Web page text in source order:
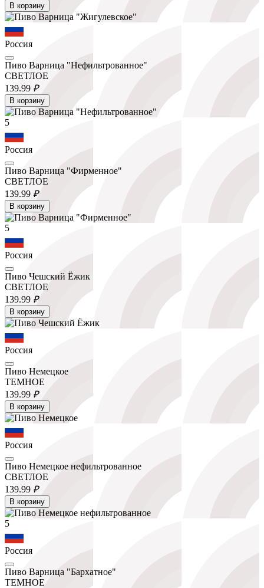
В корзину
Россия
Пиво Варница "Нефильтрованное"
СВЕТЛОЕ
139.99 ₽
В корзину
5
Россия
Пиво Варница "Фирменное"
СВЕТЛОЕ
139.99 ₽
В корзину
5
Россия
Пиво Чешский Ёжик
СВЕТЛОЕ
139.99 ₽
В корзину
Россия
Пиво Немецкое
ТЕМНОЕ
139.99 ₽
В корзину
Россия
Пиво Немецкое нефильтрованное
СВЕТЛОЕ
139.99 ₽
В корзину
5
Россия
Пиво Варница "Бархатное"
ТЕМНОЕ